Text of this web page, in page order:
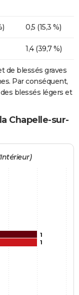
0,5 (15,3 %)
1,4 (39,7 %)
de blessés graves
Par conséquent,
blessés légers et
Chapelle-sur-
1
1